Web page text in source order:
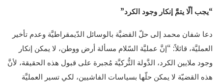
“يجب ألّا يتمَّ إنكار وجود الكرد”
دعا شفان محمد إلى حلّ القضيَّة بالوسائل الدّيمقراطيَّة وعدم تأخير
العمليَّة، قائلاً: “إنَّ عمليَّة السّلام مسألة أرض ووطن، لا يمكن إنكار
وجود ملايين الكرد، الدَّولة التُّركيَّة مُجبرة على قبول هذه الحقيقة، لأنَّ
هذه القضيّة لا يمكن حلّها بسياسات الفاشيين، لكي تسير العمليَّة